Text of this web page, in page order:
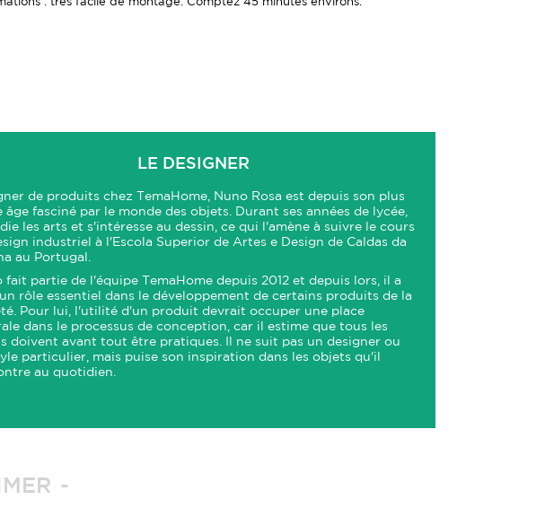
LE DESIGNER
de produits chez TemaHome, Nuno Rosa est depuis son plus
âge fasciné par le monde des objets. Durant ses années de lycée,
les arts et s'intéresse au dessin, ce qui l'amène à suivre le cours
industriel à l'Escola Superior de Artes e Design de Caldas da
au Portugal.
fait partie de l'équipe TemaHome depuis 2012 et depuis lors, il a
rôle essentiel dans le développement de certains produits de la
Pour lui, l'utilité d'un produit devrait occuper une place
dans le processus de conception, car il estime que tous les
doivent avant tout être pratiques. Il ne suit pas un designer ou
particulier, mais puise son inspiration dans les objets qu'il
au quotidien.